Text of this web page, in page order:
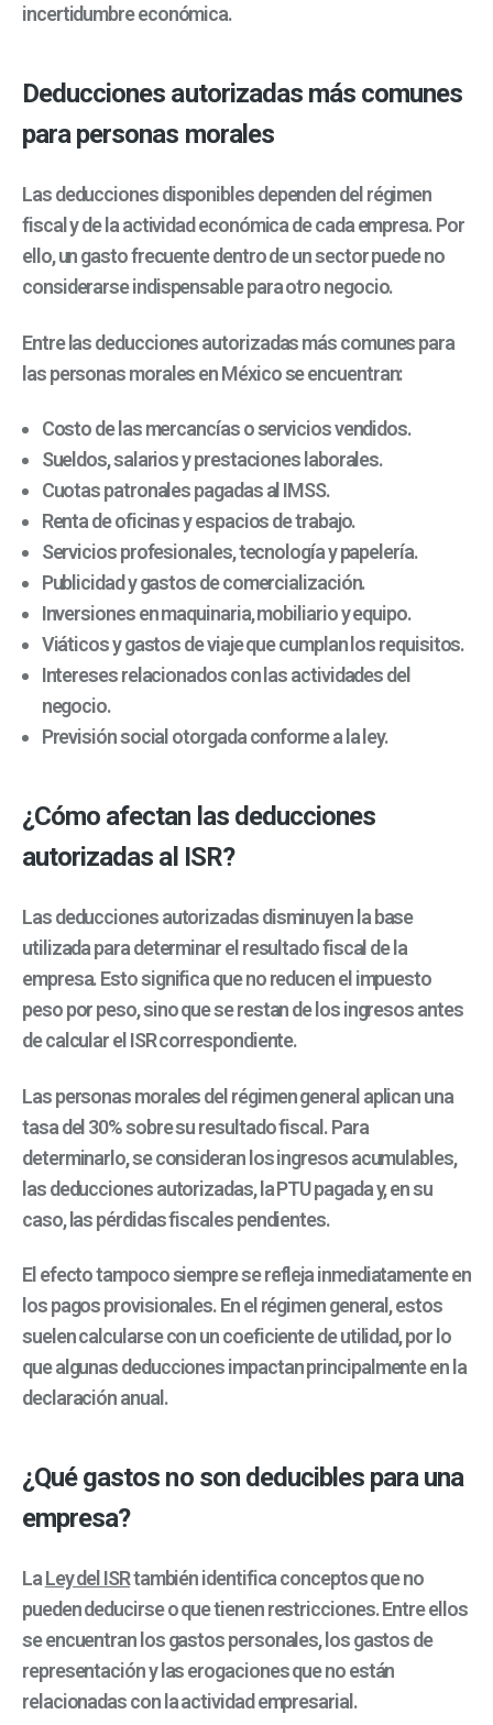
incertidumbre económica.
Deducciones autorizadas más comunes
para personas morales
Las deducciones disponibles dependen del régimen
fiscal y de la actividad económica de cada empresa. Por
ello, un gasto frecuente dentro de un sector puede no
considerarse indispensable para otro negocio.
Entre las deducciones autorizadas más comunes para
las personas morales en México se encuentran:
Costo de las mercancías o servicios vendidos.
Sueldos, salarios y prestaciones laborales.
Cuotas patronales pagadas al IMSS.
Renta de oficinas y espacios de trabajo.
Servicios profesionales, tecnología y papelería.
Publicidad y gastos de comercialización.
Inversiones en maquinaria, mobiliario y equipo.
Viáticos y gastos de viaje que cumplan los requisitos.
Intereses relacionados con las actividades del
negocio.
Previsión social otorgada conforme a la ley.
¿Cómo afectan las deducciones
autorizadas al ISR?
Las deducciones autorizadas disminuyen la base
utilizada para determinar el resultado fiscal de la
empresa. Esto significa que no reducen el impuesto
peso por peso, sino que se restan de los ingresos antes
de calcular el ISR correspondiente.
Las personas morales del régimen general aplican una
tasa del 30% sobre su resultado fiscal. Para
determinarlo, se consideran los ingresos acumulables,
las deducciones autorizadas, la PTU pagada y, en su
caso, las pérdidas fiscales pendientes.
El efecto tampoco siempre se refleja inmediatamente en
los pagos provisionales. En el régimen general, estos
suelen calcularse con un coeficiente de utilidad, por lo
que algunas deducciones impactan principalmente en la
declaración anual.
¿Qué gastos no son deducibles para una
empresa?
LaLey del ISRtambién identifica conceptos que no
pueden deducirse o que tienen restricciones. Entre ellos
se encuentran los gastos personales, los gastos de
representación y las erogaciones que no están
relacionadas con la actividad empresarial.